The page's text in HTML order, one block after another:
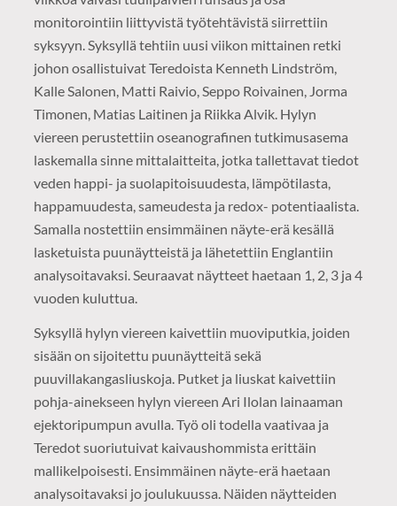
monitorointiin liittyvistä työtehtävistä siirrettiin
syksyyn. Syksyllä tehtiin uusi viikon mittainen retki
johon osallistuivat Teredoista Kenneth Lindström,
Kalle Salonen, Matti Raivio, Seppo Roivainen, Jorma
Timonen, Matias Laitinen ja Riikka Alvik. Hylyn
viereen perustettiin oseanografinen tutkimusasema
laskemalla sinne mittalaitteita, jotka tallettavat tiedot
veden happi- ja suolapitoisuudesta, lämpötilasta,
happamuudesta, sameudesta ja redox- potentiaalista.
Samalla nostettiin ensimmäinen näyte-erä kesällä
lasketuista puunäytteistä ja lähetettiin Englantiin
analysoitavaksi. Seuraavat näytteet haetaan 1, 2, 3 ja 4
vuoden kuluttua.
Syksyllä hylyn viereen kaivettiin muoviputkia, joiden
sisään on sijoitettu puunäytteitä sekä
puuvillakangasliuskoja. Putket ja liuskat kaivettiin
pohja-ainekseen hylyn viereen Ari Ilolan lainaaman
ejektoripumpun avulla. Työ oli todella vaativaa ja
Teredot suoriutuivat kaivaushommista erittäin
mallikelpoisesti. Ensimmäinen näyte-erä haetaan
analysoitavaksi jo joulukuussa. Näiden näytteiden